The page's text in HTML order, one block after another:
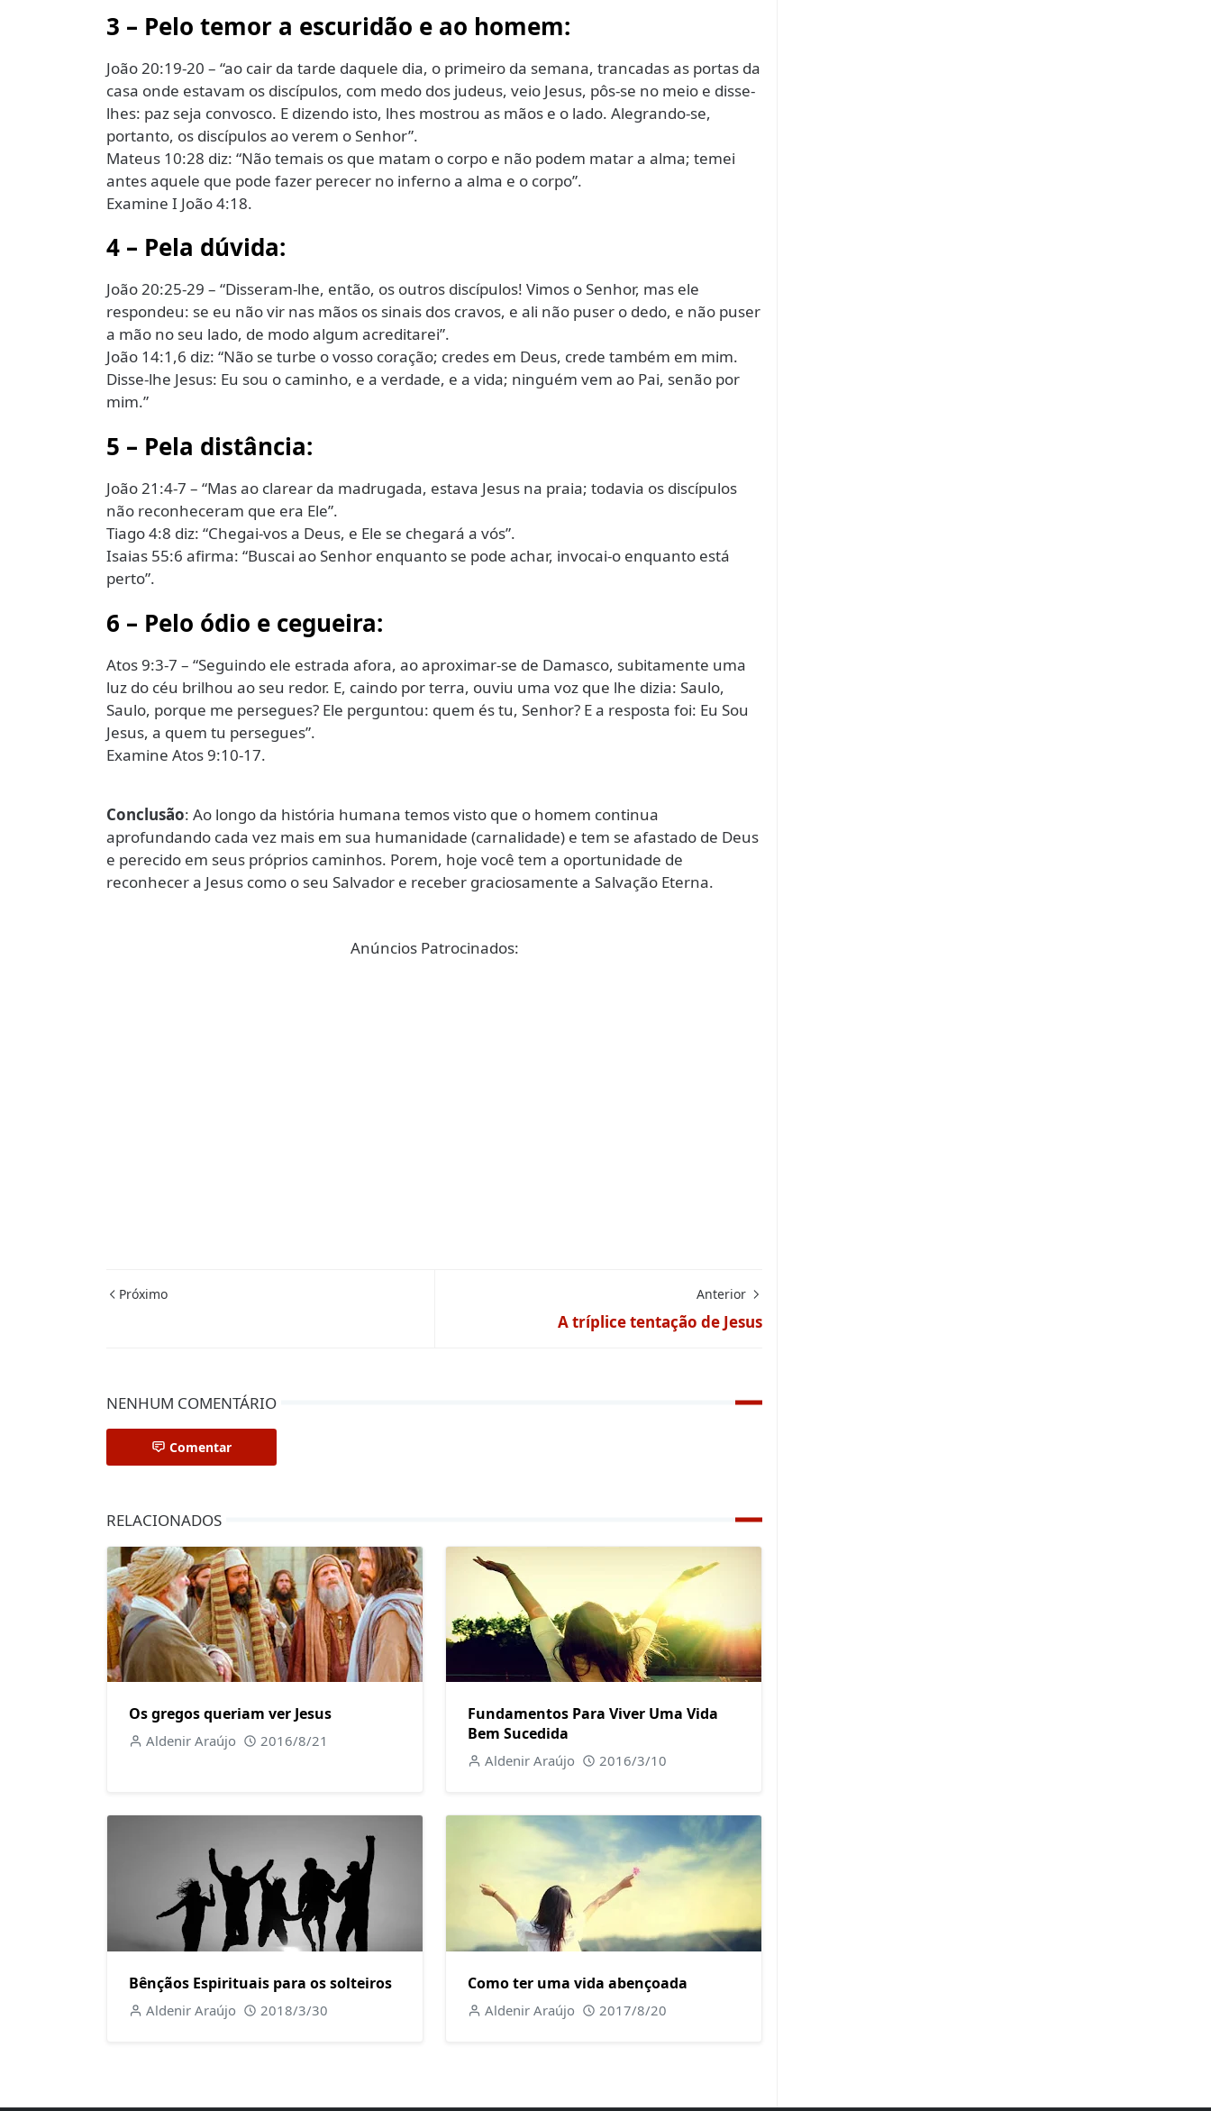
3 – Pelo temor a escuridão e ao homem:
João 20:19-20 – “ao cair da tarde daquele dia, o primeiro da semana, trancadas as portas da
casa onde estavam os discípulos, com medo dos judeus, veio Jesus, pôs-se no meio e disse-
lhes: paz seja convosco. E dizendo isto, lhes mostrou as mãos e o lado. Alegrando-se,
portanto, os discípulos ao verem o Senhor”.
Mateus 10:28 diz: “Não temais os que matam o corpo e não podem matar a alma; temei
antes aquele que pode fazer perecer no inferno a alma e o corpo”.
Examine I João 4:18.
4 – Pela dúvida:
João 20:25-29 – “Disseram-lhe, então, os outros discípulos! Vimos o Senhor, mas ele
respondeu: se eu não vir nas mãos os sinais dos cravos, e ali não puser o dedo, e não puser
a mão no seu lado, de modo algum acreditarei”.
João 14:1,6 diz: “Não se turbe o vosso coração; credes em Deus, crede também em mim.
Disse-lhe Jesus: Eu sou o caminho, e a verdade, e a vida; ninguém vem ao Pai, senão por
mim.”
5 – Pela distância:
João 21:4-7 – “Mas ao clarear da madrugada, estava Jesus na praia; todavia os discípulos
não reconheceram que era Ele”.
Tiago 4:8 diz: “Chegai-vos a Deus, e Ele se chegará a vós”.
Isaias 55:6 afirma: “Buscai ao Senhor enquanto se pode achar, invocai-o enquanto está
perto”.
6 – Pelo ódio e cegueira:
Atos 9:3-7 – “Seguindo ele estrada afora, ao aproximar-se de Damasco, subitamente uma
luz do céu brilhou ao seu redor. E, caindo por terra, ouviu uma voz que lhe dizia: Saulo,
Saulo, porque me persegues? Ele perguntou: quem és tu, Senhor? E a resposta foi: Eu Sou
Jesus, a quem tu persegues”.
Examine Atos 9:10-17.
Conclusão: Ao longo da história humana temos visto que o homem continua
aprofundando cada vez mais em sua humanidade (carnalidade) e tem se afastado de Deus
e perecido em seus próprios caminhos. Porem, hoje você tem a oportunidade de
reconhecer a Jesus como o seu Salvador e receber graciosamente a Salvação Eterna.
Anúncios Patrocinados:
Próximo Anterior
A tríplice tentação de Jesus
NENHUM COMENTÁRIO
Comentar
RELACIONADOS
Os gregos queriam ver Jesus
Aldenir Araújo 2016/8/21
Fundamentos Para Viver Uma Vida
Bem Sucedida
Aldenir Araújo 2016/3/10
Bênçãos Espirituais para os solteiros
Aldenir Araújo 2018/3/30
Como ter uma vida abençoada
Aldenir Araújo 2017/8/20